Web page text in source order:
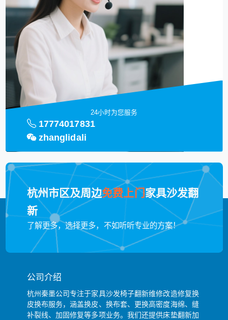
24小时为您服务
17774017831
zhanglidali
杭州市区及周边免费上门家具沙发翻
新
了解更多，选择更多，不如听听专业的方案！
公司介绍
杭州秦墨公司专注于家具沙发椅子翻新维修改造修复换
皮换布服务，涵盖换皮、换布套、更换高密度海绵、缝
补裂线、加固修复等多项业务。我们还提供床垫翻新加